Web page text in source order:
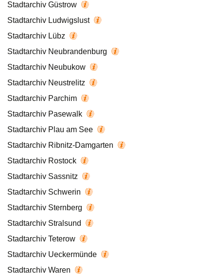
Stadtarchiv Güstrow
Stadtarchiv Ludwigslust
Stadtarchiv Lübz
Stadtarchiv Neubrandenburg
Stadtarchiv Neubukow
Stadtarchiv Neustrelitz
Stadtarchiv Parchim
Stadtarchiv Pasewalk
Stadtarchiv Plau am See
Stadtarchiv Ribnitz-Damgarten
Stadtarchiv Rostock
Stadtarchiv Sassnitz
Stadtarchiv Schwerin
Stadtarchiv Sternberg
Stadtarchiv Stralsund
Stadtarchiv Teterow
Stadtarchiv Ueckermünde
Stadtarchiv Waren